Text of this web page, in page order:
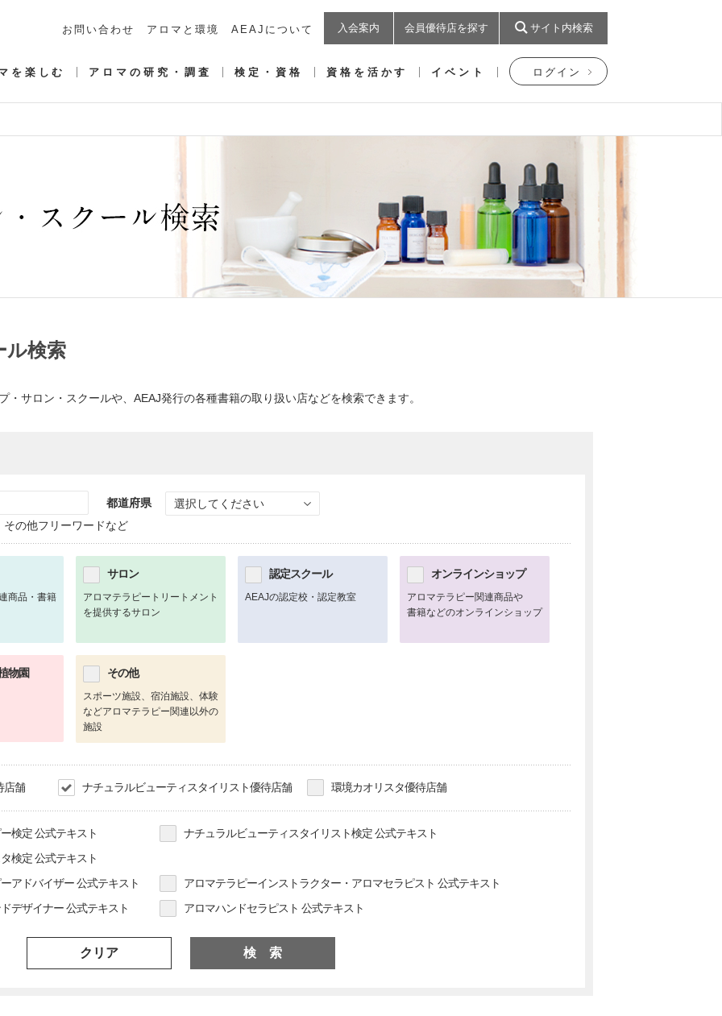
お問い合わせ アロマと環境 AEAJについて 入会案内 会員優待店を探す サイト内検索
を楽しむ アロマの研究・調査 検定・資格 資格を活かす イベント ログイン
ル検索
サロン・スクールや、AEAJ発行の各種書籍の取り扱い店などを検索できます。
都道府県
選択してください
の他フリーワードなど
商品・書籍
サロン
アロマテラピートリートメント
を提供するサロン
認定スクール
AEAJの認定校・認定教室
オンラインショップ
アロマテラピー関連商品や
書籍などのオンラインショップ
物園 その他
スポーツ施設、宿泊施設、体験
などアロマテラピー関連以外の
施設
店舗 ナチュラルビューティスタイリスト優待店舗 環境カオリスタ優待店舗
検定 公式テキスト
ナチュラルビューティスタイリスト検定 公式テキスト
検定 公式テキスト
アドバイザー 公式テキスト
アロマテラピーインストラクター・アロマセラピスト 公式テキスト
デザイナー 公式テキスト
アロマハンドセラピスト 公式テキスト
クリア 検 索